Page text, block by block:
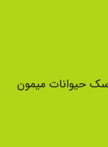
حیوانات میمون